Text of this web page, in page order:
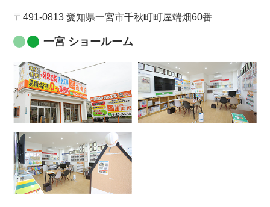
〒491-0813 愛知県一宮市千秋町町屋端畑60番
一宮 ショールーム